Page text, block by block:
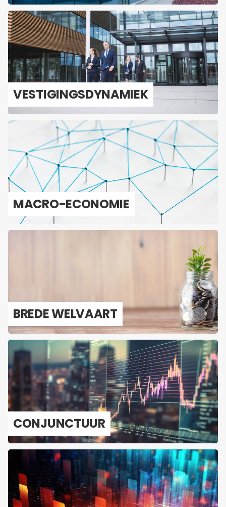
VES­TI­GINGS­DY­NA­MIEK
MACRO-​ECONOMIE
BREDE WEL­VAART
CON­JUNC­TUUR